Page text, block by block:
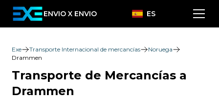
ENVIO X ENVIO ES
Exe Transporte Internacional de mercancías
Noruega
Drammen
Transporte de Mercancías a
Drammen